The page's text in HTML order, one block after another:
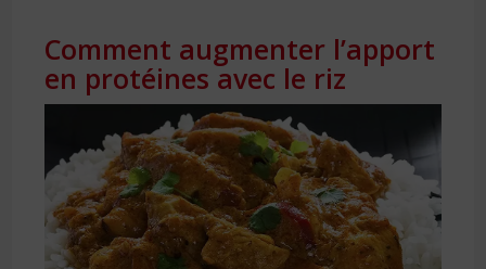
Comment augmenter l’apport
en protéines avec le riz